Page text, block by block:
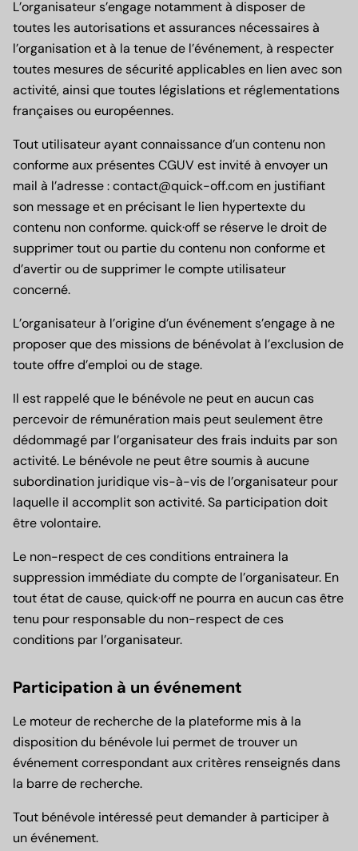
L’organisateur s’engage notamment à disposer de
toutes les autorisations et assurances nécessaires à
l’organisation et à la tenue de l’événement, à respecter
toutes mesures de sécurité applicables en lien avec son
activité, ainsi que toutes législations et réglementations
françaises ou européennes.
Tout utilisateur ayant connaissance d’un contenu non
conforme aux présentes CGUV est invité à envoyer un
mail à l’adresse : contact@quick-off.com en justifiant
son message et en précisant le lien hypertexte du
contenu non conforme. quick·off se réserve le droit de
supprimer tout ou partie du contenu non conforme et
d’avertir ou de supprimer le compte utilisateur
concerné.
L’organisateur à l’origine d’un événement s’engage à ne
proposer que des missions de bénévolat à l’exclusion de
toute offre d’emploi ou de stage.
Il est rappelé que le bénévole ne peut en aucun cas
percevoir de rémunération mais peut seulement être
dédommagé par l’organisateur des frais induits par son
activité. Le bénévole ne peut être soumis à aucune
subordination juridique vis-à-vis de l’organisateur pour
laquelle il accomplit son activité. Sa participation doit
être volontaire.
Le non-respect de ces conditions entrainera la
suppression immédiate du compte de l’organisateur. En
tout état de cause, quick·off ne pourra en aucun cas être
tenu pour responsable du non-respect de ces
conditions par l’organisateur.
Participation à un événement
Le moteur de recherche de la plateforme mis à la
disposition du bénévole lui permet de trouver un
événement correspondant aux critères renseignés dans
la barre de recherche.
Tout bénévole intéressé peut demander à participer à
un événement.